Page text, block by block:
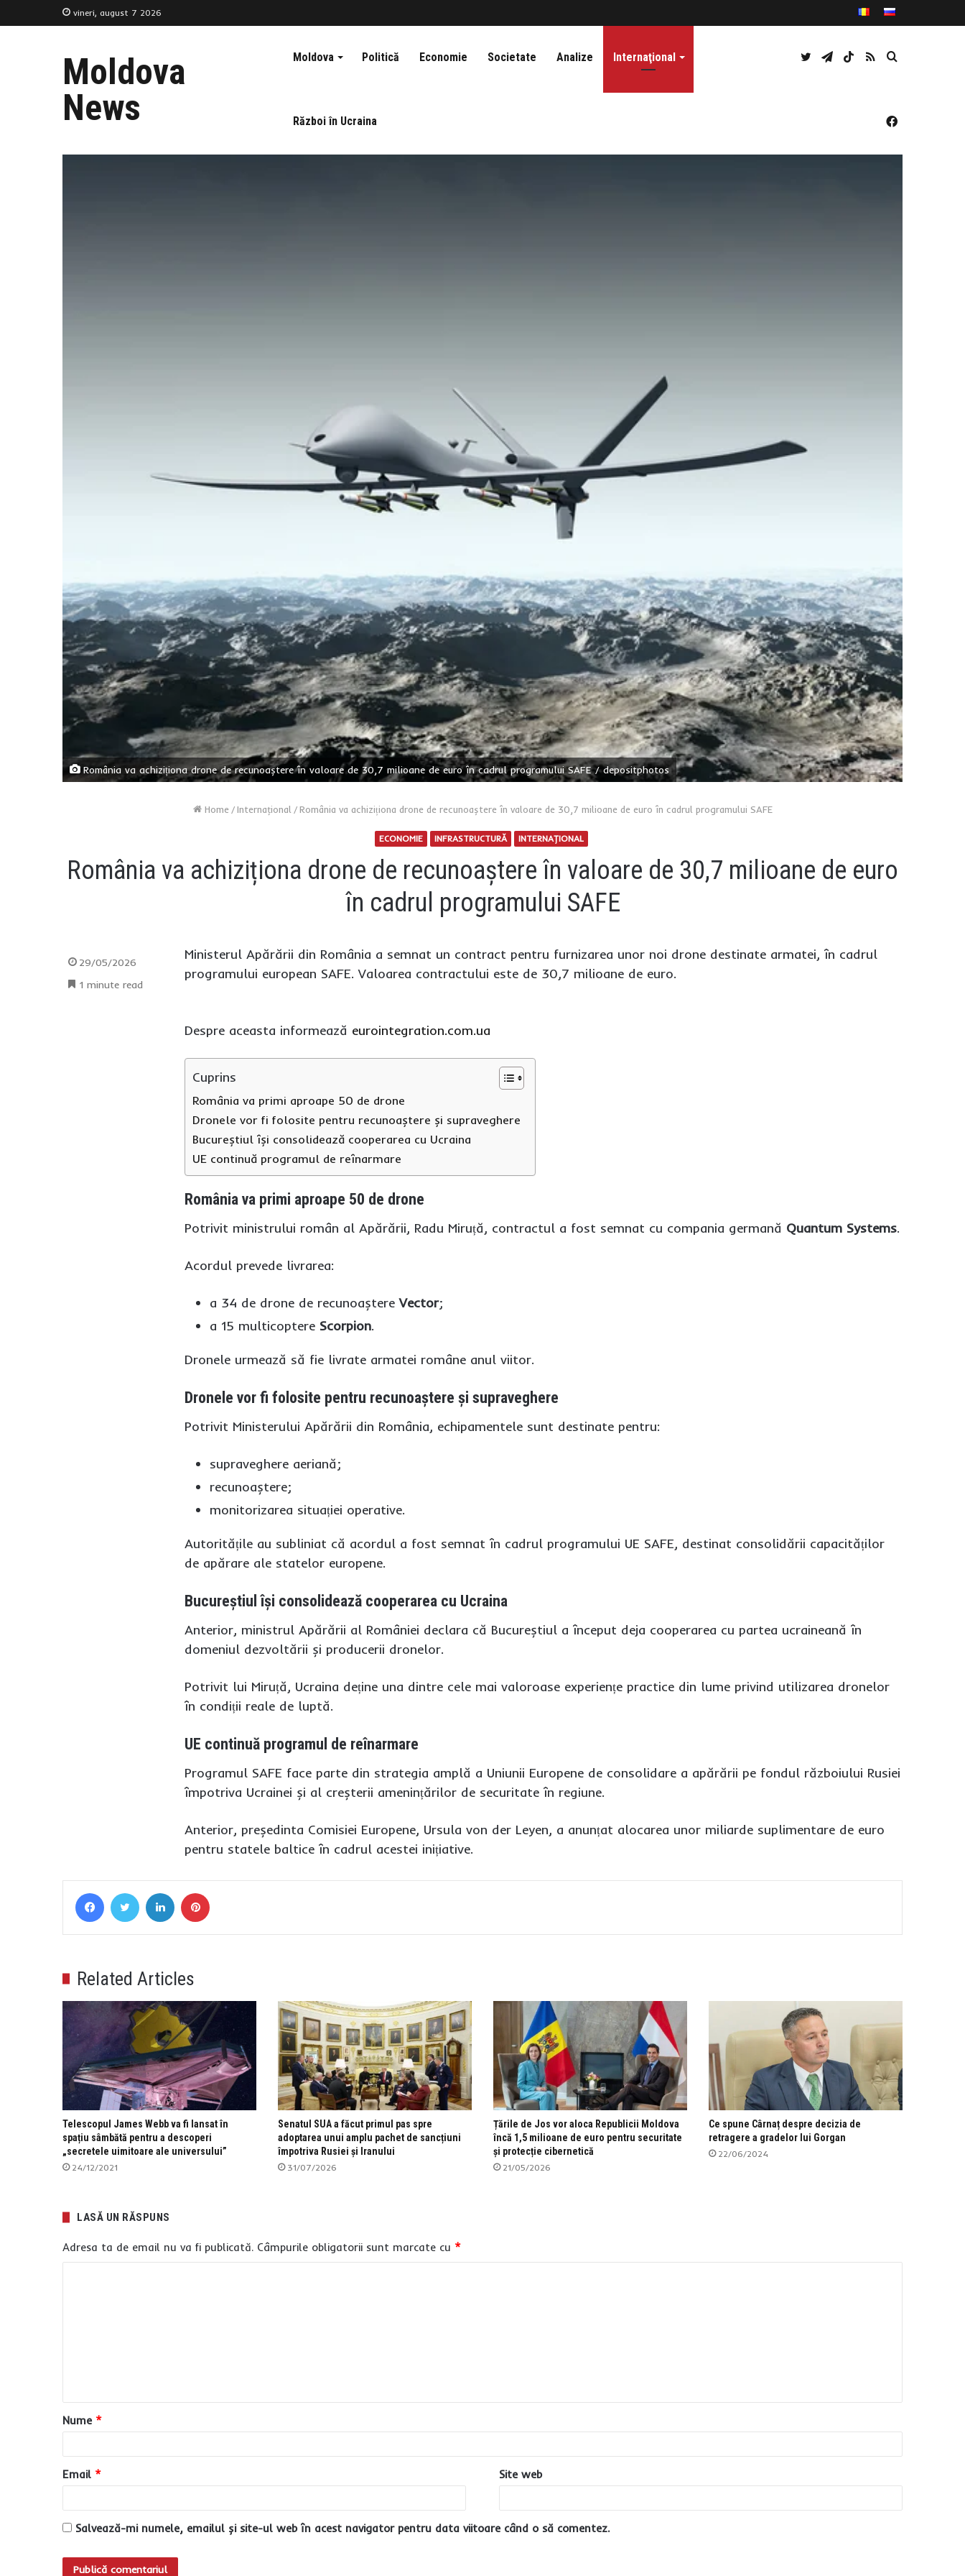
vineri, august 7 2026
Moldova
News
Moldova Politică Economie Societate Analize Internaţional
Război în Ucraina
Caută
RSS
TikTok
Telegram
Twitter
Facebook
România va achiziționa drone de recunoaștere în valoare de 30,7 milioane de euro în cadrul programului SAFE / depositphotos
Home / Internaţional / România va achiziționa drone de recunoaștere în valoare de 30,7 milioane de euro în cadrul programului SAFE
ECONOMIE INFRASTRUCTURĂ INTERNAŢIONAL
România va achiziționa drone de recunoaștere în valoare de 30,7 milioane de euro
în cadrul programului SAFE
Ministerul Apărării din România a semnat un contract pentru furnizarea unor noi drone destinate armatei, în cadrul
programului european SAFE. Valoarea contractului este de 30,7 milioane de euro.
Despre aceasta informează eurointegration.com.ua
Cuprins
România va primi aproape 50 de drone
Dronele vor fi folosite pentru recunoaștere și supraveghere
Bucureștiul își consolidează cooperarea cu Ucraina
UE continuă programul de reînarmare
România va primi aproape 50 de drone
Potrivit ministrului român al Apărării, Radu Miruță, contractul a fost semnat cu compania germană Quantum Systems.
Acordul prevede livrarea:
a 34 de drone de recunoaștereVector;
a 15 multicoptere Scorpion.
Dronele urmează să fie livrate armatei române anul viitor.
Dronele vor fi folosite pentru recunoaștere și supraveghere
Potrivit Ministerului Apărării din România, echipamentele sunt destinate pentru:
supraveghere aeriană;
recunoaștere;
monitorizarea situației operative.
Autoritățile au subliniat că acordul a fost semnat în cadrul programului UE SAFE, destinat consolidării capacităților
de apărare ale statelor europene.
Bucureștiul își consolidează cooperarea cu Ucraina
Anterior, ministrul Apărării al României declara că Bucureștiul a început deja cooperarea cu partea ucraineană în
domeniul dezvoltării și producerii dronelor.
Potrivit lui Miruță, Ucraina deține una dintre cele mai valoroase experiențe practice din lume privind utilizarea dronelor
în condiții reale de luptă.
UE continuă programul de reînarmare
Programul SAFE face parte din strategia amplă a Uniunii Europene de consolidare a apărării pe fondul războiului Rusiei
împotriva Ucrainei și al creșterii amenințărilor de securitate în regiune.
Anterior, președinta Comisiei Europene, Ursula von der Leyen, a anunțat alocarea unor miliarde suplimentare de euro
pentru statele baltice în cadrul acestei inițiative.
29/05/2026
1 minute read
FacebookTwitter LinkedIn
Related Articles
Telescopul James Webb va fi lansat în
spațiu sâmbătă pentru a descoperi
„secretele uimitoare ale universului”
24/12/2021
Senatul SUA a făcut primul pas spre
adoptarea unui amplu pachet de sancțiuni
împotriva Rusiei și Iranului
31/07/2026
Țările de Jos vor aloca Republicii Moldova
încă 1,5 milioane de euro pentru securitate
și protecție cibernetică
21/05/2026
Ce spune Cârnaț despre decizia de
retragere a gradelor lui Gorgan
22/06/2024
LASĂ UN RĂSPUNS
Adresa ta de email nu va fi publicată. Câmpurile obligatorii sunt marcate cu *
a
r
*
Nume *
Email * Site web
Salvează-mi numele, emailul și site-ul web în acest navigator pentru data viitoare când o să comentez.